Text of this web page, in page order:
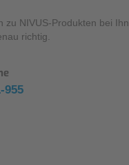
zu NIVUS-Produkten bei
richtig.
955